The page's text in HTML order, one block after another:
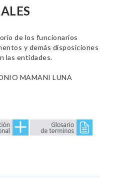
de los funcionarios
y demás disposiciones
las entidades.
MAMANI LUNA